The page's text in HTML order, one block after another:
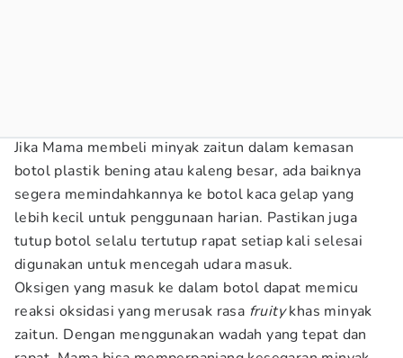
Jika Mama membeli minyak zaitun dalam kemasan
botol plastik bening atau kaleng besar, ada baiknya
segera memindahkannya ke botol kaca gelap yang
lebih kecil untuk penggunaan harian. Pastikan juga
tutup botol selalu tertutup rapat setiap kali selesai
digunakan untuk mencegah udara masuk.
Oksigen yang masuk ke dalam botol dapat memicu
reaksi oksidasi yang merusak rasa fruitykhas minyak
zaitun. Dengan menggunakan wadah yang tepat dan